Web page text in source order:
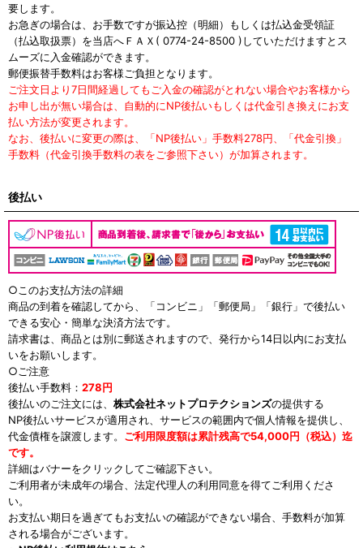
要します。
お急ぎの場合は、お手数ですが振込控（明細）もしくは払込金受領証
（払込取扱票）を当店へＦＡＸ( 0774-24-8500 )していただけますとス
ムーズに入金確認ができます。
郵便振替手数料はお客様ご負担となります。
ご注文日より7日間経過してもご入金の確認がとれない場合やお客様から
お申し出が無い場合は、自動的にNP後払いもしくは代金引き換えにお支
払い方法が変更されます。
なお、後払いに変更の際は、「NP後払い」手数料278円、「代金引換」
手数料（代金引換手数料の表をご参照下さい）が加算されます。
後払い
○このお支払方法の詳細
商品の到着を確認してから、「コンビニ」「郵便局」「銀行」で後払い
できる安心・簡単な決済方法です。
請求書は、商品とは別に郵送されますので、発行から14日以内にお支払
いをお願いします。
○ご注意
後払い手数料： 278円
後払いのご注文には、 株式会社ネットプロテクションズの提供する
NP後払いサービスが適用され、サービスの範囲内で個人情報を提供し、
代金債権を譲渡します。 ご利用限度額は累計残高で54,000円（税込）迄
です。
詳細はバナーをクリックしてご確認下さい。
ご利用者が未成年の場合、法定代理人の利用同意を得てご利用くださ
い。
お支払い期日を過ぎてもお支払いの確認ができない場合、手数料が加算
される場合がございます。